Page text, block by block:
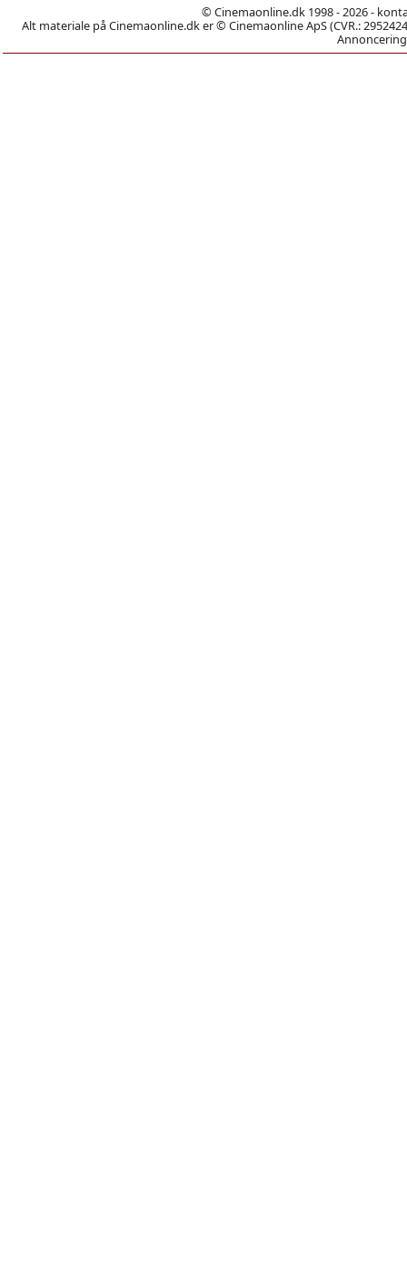
© Cinemaonline.dk 1998 - 2026 -
Alt materiale på Cinemaonline.dk er © Cinemaonline ApS (CVR.: